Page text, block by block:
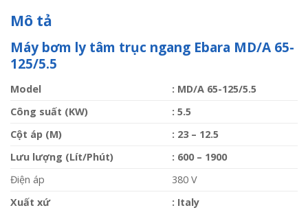
Mô tả
Máy bơm ly tâm trục ngang Ebara MD/A 65-
125/5.5
Model
: MD/A 65-125/5.5
Công suất (KW)
: 5.5
Cột áp (M)
: 23 – 12.5
Lưu lượng (Lít/Phút)
: 600 – 1900
Điện áp
380 V
Xuất xứ
: Italy